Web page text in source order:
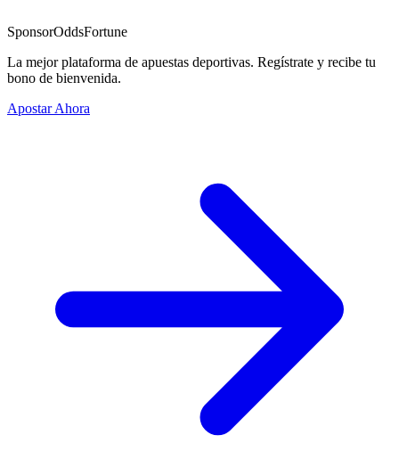
SponsorOddsFortune
La mejor plataforma de apuestas deportivas. Regístrate y recibe tu
bono de bienvenida.
Apostar Ahora